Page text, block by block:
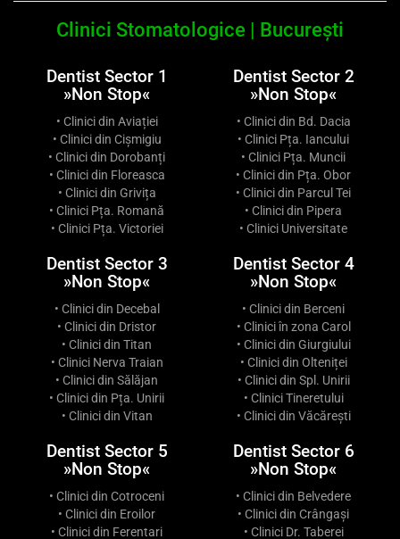
Clinici Stomatologice | București
Dentist Sector 1
»Non Stop«
• Clinici din Aviației
• Clinici din Cișmigiu
• Clinici din Dorobanți
• Clinici din Floreasca
• Clinici din Grivița
• Clinici Pța. Romană
• Clinici Pța. Victoriei
Dentist Sector 2
»Non Stop«
• Clinici din Bd. Dacia
• Clinici Pța. Iancului
• Clinici Pța. Muncii
• Clinici din Pța. Obor
• Clinici din Parcul Tei
• Clinici din Pipera
• Clinici Universitate
Dentist Sector 3
»Non Stop«
• Clinici din Decebal
• Clinici din Dristor
• Clinici din Titan
• Clinici Nerva Traian
• Clinici din Sălăjan
• Clinici din Pța. Unirii
• Clinici din Vitan
Dentist Sector 4
»Non Stop«
• Clinici din Berceni
• Clinici în zona Carol
• Clinici din Giurgiului
• Clinici din Olteniței
• Clinici din Spl. Unirii
• Clinici Tineretului
• Clinici din Văcărești
Dentist Sector 5
»Non Stop«
• Clinici din Cotroceni
• Clinici din Eroilor
• Clinici din Ferentari
Dentist Sector 6
»Non Stop«
• Clinici din Belvedere
• Clinici din Crângași
• Clinici Dr. Taberei